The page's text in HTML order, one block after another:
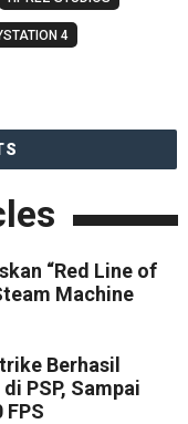
4
“Red Line of
Machine
Berhasil
PSP, Sampai
FPS